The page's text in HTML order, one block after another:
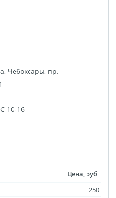
, Чебоксары, пр.
10-16
Цена, руб
250